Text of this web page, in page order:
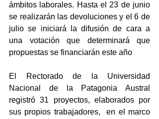
ámbitos laborales. Hasta el 23 de junio
se realizarán las devoluciones y el 6 de
julio se iniciará la difusión de cara a
una votación que determinará que
propuestas se financiarán este año
El Rectorado de la Universidad
Nacional de la Patagonia Austral
registró 31 proyectos, elaborados por
sus propios trabajadores,  en el marco